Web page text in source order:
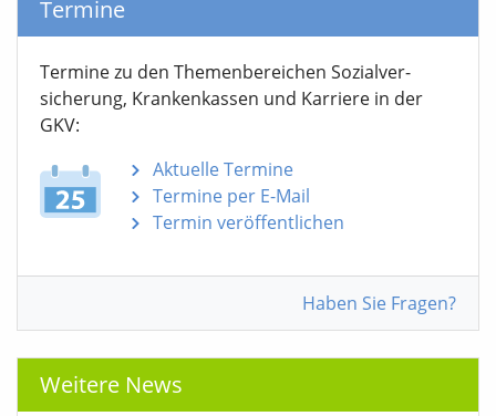
Termine
Termine zu den Themen­bereichen Sozialver­
sicherung, Krankenkassen und Karriere in der
GKV:
Aktuelle Termine
Termine per E-Mail
Termin veröffentlichen
Haben Sie Fragen?
Weitere News